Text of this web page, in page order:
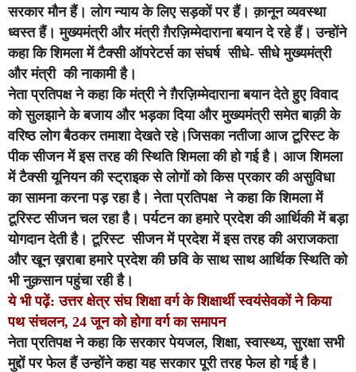
सरकार मौन हैं। लोग न्याय के लिए सड़कों पर हैं। क़ानून व्यवस्था
ध्वस्त हैं। मुख्यमंत्री और मंत्री ग़ैरज़िम्मेदाराना बयान दे रहे हैं। उन्होंने
कहा कि शिमला में टैक्सी ऑपरेटर्स का संघर्ष सीधे- सीधे मुख्यमंत्री
और मंत्री की नाकामी है।
नेता प्रतिपक्ष ने कहा कि मंत्री ने ग़ैरज़िम्मेदाराना बयान देते हुए विवाद
को सुलझाने के बजाय और भड़का दिया और मुख्यमंत्री समेत बाक़ी के
वरिष्ठ लोग बैठकर तमाशा देखते रहे।जिसका नतीजा आज टूरिस्ट के
पीक सीजन में इस तरह की स्थिति शिमला की हो गई है। आज शिमला
में टैक्सी यूनियन की स्ट्राइक से लोगों को किस प्रकार की असुविधा
का सामना करना पड़ रहा है। नेता प्रतिपक्ष ने कहा कि शिमला में
टूरिस्ट सीजन चल रहा है। पर्यटन का हमारे प्रदेश की आर्थिकी में बड़ा
योगदान देती है। टूरिस्ट सीजन में प्रदेश में इस तरह की अराजकता
और खून ख़राबा हमारे प्रदेश की छवि के साथ साथ आर्थिक स्थिति को
भी नुक़सान पहुंचा रही है।
ये भी पढ़ें:उत्तर क्षेत्र संघ शिक्षा वर्ग के शिक्षार्थी स्वयंसेवकों ने किया
पथ संचलन, 24 जून को होगा वर्ग का समापन
नेता प्रतिपक्ष ने कहा कि सरकार पेयजल, शिक्षा, स्वास्थ्य, सुरक्षा सभी
मुद्दों पर फेल हैं उन्होंने कहा यह सरकार पूरी तरह फेल हो गई है।